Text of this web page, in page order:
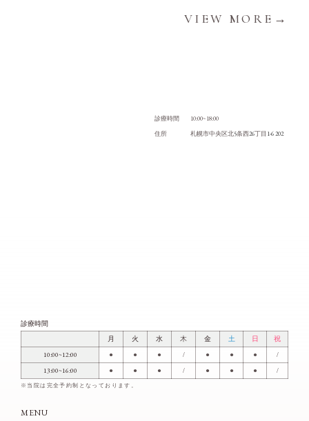
VIEW MORE→
診療時間 10:00~18:00
住所 札幌市中央区北5条西26丁目 1-6 202
診療時間
月
火 水 木 金 土 日 祝
10:00~12:00 ● ● ● / ● ● ● /
13:00~16:00 ● ● ● / ● ● ● /
※当院は完全予約制となっております。
MENU